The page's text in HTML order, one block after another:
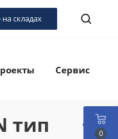
складах
Сервис
тип 0